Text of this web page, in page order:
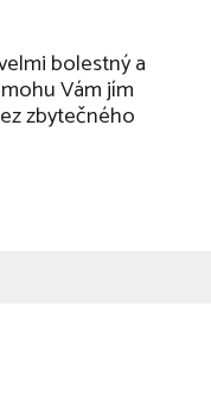
bolestný a
Vám jím
zbytečného